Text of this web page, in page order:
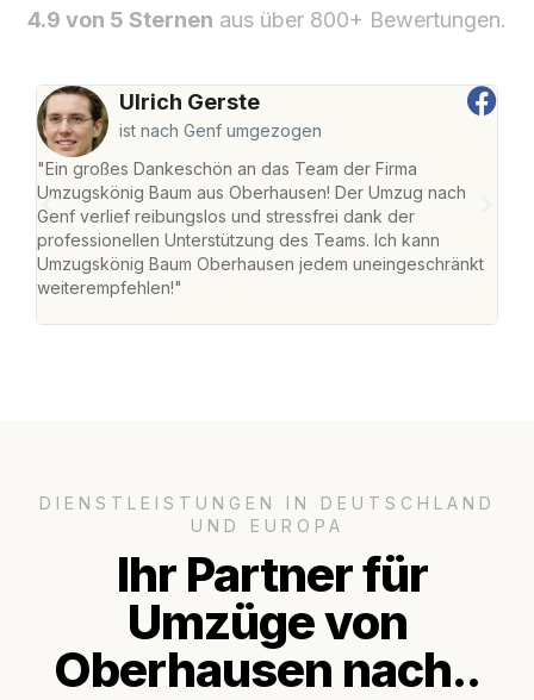
4.9 von 5 Sternen aus über 800+ Bewertungen.
Ulrich Gerste
ist nach Genf umgezogen
"Ein großes Dankeschön an das Team der Firma
Umzugskönig Baum aus Oberhausen! Der Umzug nach
Genf verlief reibungslos und stressfrei dank der
professionellen Unterstützung des Teams. Ich kann
Umzugskönig Baum Oberhausen jedem uneingeschränkt
weiterempfehlen!"
DIENSTLEISTUNGEN IN DEUTSCHLAND
UND EUROPA
Ihr Partner für
Umzüge von
Oberhausen nach..